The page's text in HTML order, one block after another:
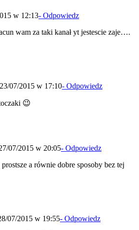
w 12:13- Odpowiedz
wam za taki kanał yt jestescie zaje….
23/07/2015 w 17:10- Odpowiedz
😉
07/2015 w 20:05- Odpowiedz
a równie dobre sposoby bez tej
07/2015 w 19:55- Odpowiedz